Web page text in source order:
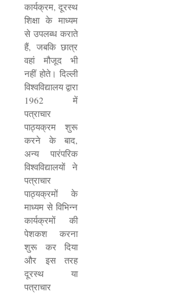
कार्यक्रम, दूरस्थ
शिक्षा के माध्यम
से उपलब्ध कराते
हैं, जबकि छात्र
वहां मौजूद भी
नहीं होते। दिल्ली
विश्वविद्यालय द्वारा
1962 में
पत्राचार
पाठ्यक्रम शुरू
करने के बाद,
अन्य पारंपरिक
विश्वविद्यालयों ने
पत्राचार
पाठ्यक्रमों के
माध्यम से विभिन्न
कार्यक्रमों की
पेशकश करना
शुरू कर दिया
और इस तरह
दूरस्थ या
पत्राचार